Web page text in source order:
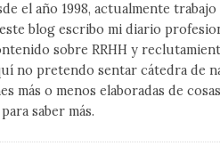
el año 1998, actualmente
blog escribo mi diario
sobre RRHH y
no pretendo sentar cátedra de
más o menos elaboradas de
saber más.